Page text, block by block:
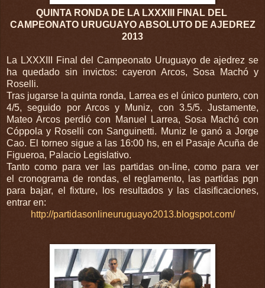
QUINTA RONDA DE LA LXXXIII FINAL DEL
CAMPEONATO URUGUAYO ABSOLUTO DE AJEDREZ
2013
La LXXXIII Final del Campeonato Uruguayo de ajedrez se
ha quedado sin invictos: cayeron Arcos, Sosa Machó y
Roselli.
Tras jugarse la quinta ronda, Larrea es el único puntero, con
4/5, seguido por Arcos y Muniz, con 3.5/5. Justamente,
Mateo Arcos perdió con Manuel Larrea, Sosa Machó con
Cóppola y Roselli con Sanguinetti. Muniz le ganó a Jorge
Cao. El torneo sigue a las 16:00 hs, en el Pasaje Acuña de
Figueroa, Palacio Legislativo.
Tanto como para ver las partidas on-line, como para ver
el cronograma de rondas, el reglamento, las partidas pgn
para bajar, el fixture, los resultados y las clasificaciones,
entrar en:
http://partidasonlineuruguayo2013.blogspot.com/